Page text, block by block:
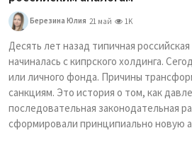
Березина Юлия 21 май 1K
Десять лет назад типичная
начиналась с кипрского холдинга.
или личного фонда. Причины
санкциям. Это история о том, как
последовательная законодательная
сформировали принципиально новую